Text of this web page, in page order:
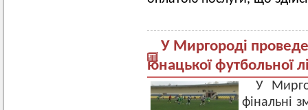
У Миргороді
юнацької футбольної
У
фінальні